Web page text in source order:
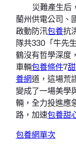
災難產生后
蘭州供電公司、
啟動防汛包養抗
隊共330「牛先
鶴沒有哲學深度
車輛包養條件7
養網道，這場荒
變成了一場美學
輛，全力投進應
路，加速包養甜
包養網單次